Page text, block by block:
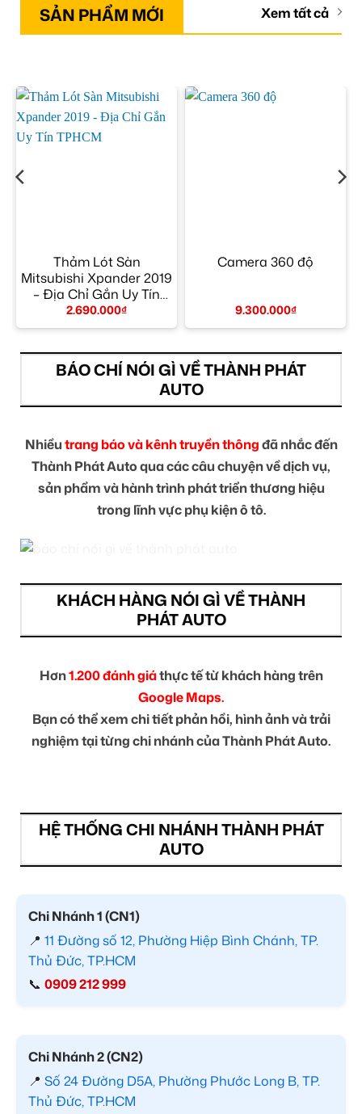
SẢN PHẨM MỚI Xem tất cả
Thảm Lót Sàn
Mitsubishi Xpander 2019
– Địa Chỉ Gắn Uy Tín
TPHCM
2.690.000₫
Camera 360 độ
9.300.000₫
BÁO CHÍ NÓI GÌ VỀ THÀNH PHÁT
AUTO
Nhiềutrang báo và kênh truyền thôngđã nhắc đến
Thành Phát Auto qua các câu chuyện về dịch vụ,
sản phẩm và hành trình phát triển thương hiệu
trong lĩnh vực phụ kiện ô tô.
KHÁCH HÀNG NÓI GÌ VỀ THÀNH
PHÁT AUTO
Hơn1.200 đánh giáthực tế từ khách hàng trên
Google Maps.
Bạn có thể xem chi tiết phản hồi, hình ảnh và trải
nghiệm tại từng chi nhánh của Thành Phát Auto.
HỆ THỐNG CHI NHÁNH THÀNH PHÁT
AUTO
Chi Nhánh 1 (CN1)
📍 11 Đường số 12, Phường Hiệp Bình Chánh, TP.
Thủ Đức, TP.HCM
📞 0909 212 999
Chi Nhánh 2 (CN2)
📍 Số 24 Đường D5A, Phường Phước Long B, TP.
Thủ Đức, TP.HCM